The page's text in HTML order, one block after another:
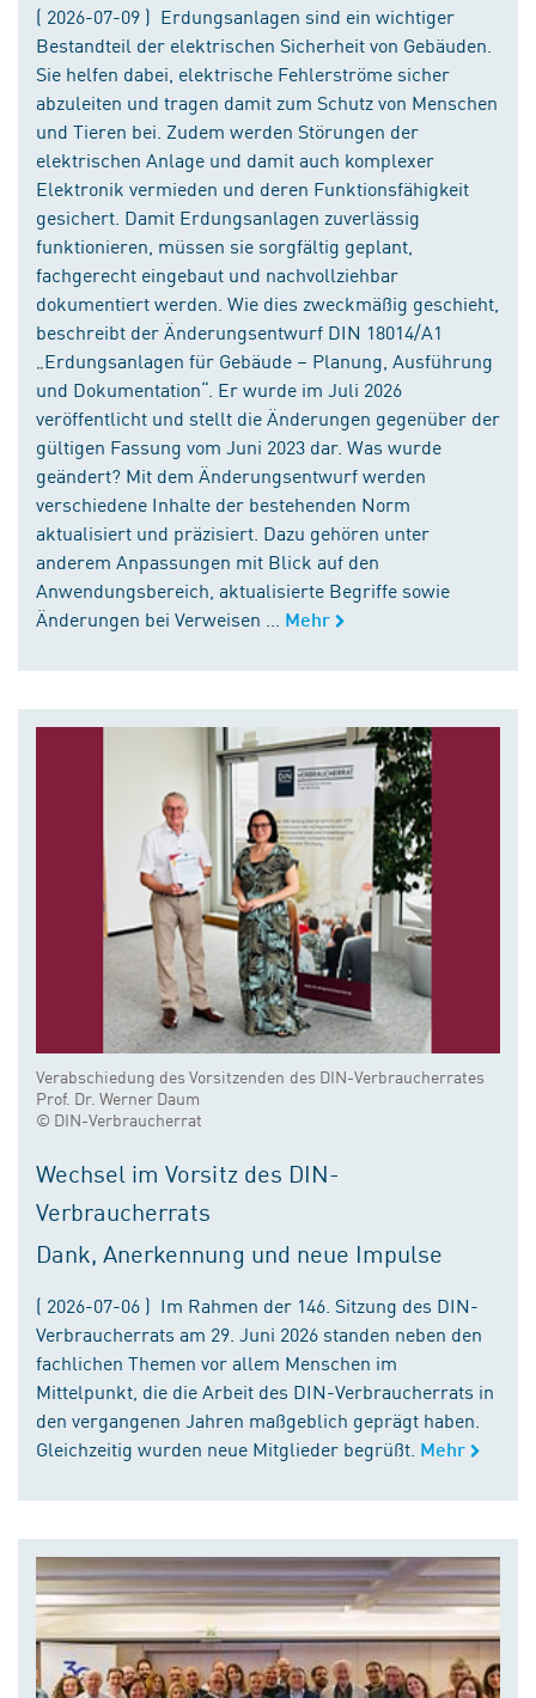
( 2026-07-09 ) Erdungsanlagen sind ein wichtiger
Bestandteil der elektrischen Sicherheit von Gebäuden.
Sie helfen dabei, elektrische Fehlerströme sicher
abzuleiten und tragen damit zum Schutz von Menschen
und Tieren bei. Zudem werden Störungen der
elektrischen Anlage und damit auch komplexer
Elektronik vermieden und deren Funktionsfähigkeit
gesichert. Damit Erdungsanlagen zuverlässig
funktionieren, müssen sie sorgfältig geplant,
fachgerecht eingebaut und nachvollziehbar
dokumentiert werden. Wie dies zweckmäßig geschieht,
beschreibt der Änderungsentwurf DIN 18014/A1
„Erdungsanlagen für Gebäude – Planung, Ausführung
und Dokumentation“. Er wurde im Juli 2026
veröffentlicht und stellt die Änderungen gegenüber der
gültigen Fassung vom Juni 2023 dar. Was wurde
geändert? Mit dem Änderungsentwurf werden
verschiedene Inhalte der bestehenden Norm
aktualisiert und präzisiert. Dazu gehören unter
anderem Anpassungen mit Blick auf den
Anwendungsbereich, aktualisierte Begriffe sowie
Änderungen bei Verweisen ...
Mehr
Verabschiedung des Vorsitzenden des DIN-Verbraucherrates
Prof. Dr. Werner Daum
© DIN-Verbraucherrat
Wechsel im Vorsitz des DIN-
Verbraucherrats
Dank, Anerkennung und neue Impulse
( 2026-07-06 ) Im Rahmen der 146. Sitzung des DIN-
Verbraucherrats am 29. Juni 2026 standen neben den
fachlichen Themen vor allem Menschen im
Mittelpunkt, die die Arbeit des DIN-Verbraucherrats in
den vergangenen Jahren maßgeblich geprägt haben.
Gleichzeitig wurden neue Mitglieder begrüßt. Mehr